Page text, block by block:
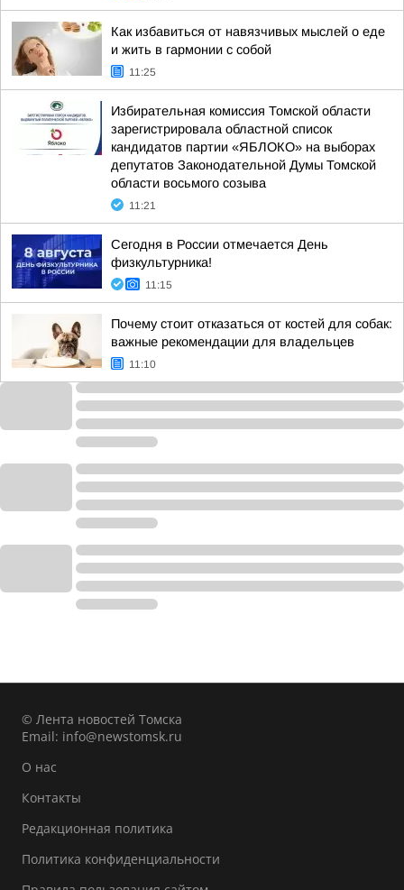
Как избавиться от навязчивых мыслей о еде
и жить в гармонии с собой
11:25
Избирательная комиссия Томской области
зарегистрировала областной список
кандидатов партии «ЯБЛОКО» на выборах
депутатов Законодательной Думы Томской
области восьмого созыва
11:21
Сегодня в России отмечается День
физкультурника!
11:15
Почему стоит отказаться от костей для собак:
важные рекомендации для владельцев
11:10
© Лента новостей Томска
Email: info@newstomsk.ru
О нас
Контакты
Редакционная политика
Политика конфиденциальности